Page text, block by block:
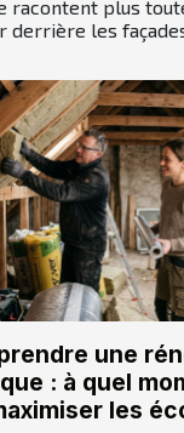
racontent plus
derrière les façades,
une
: à quel
les